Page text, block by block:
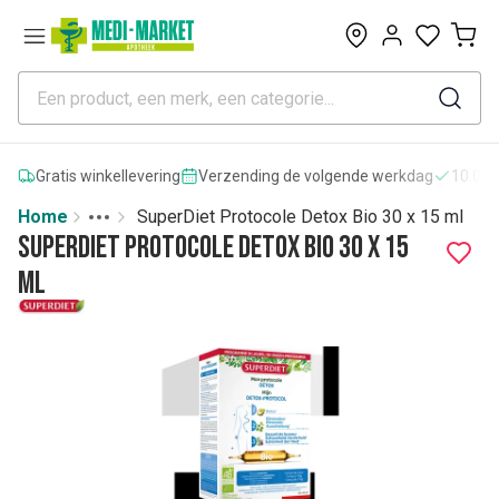
0
Gratis winkellevering Verzending de volgende werkdag
Home
More
Toggle menu
SuperDiet Protocole Detox Bio 30 x 15 ml
SuperDiet Protocole Detox Bio 30 x 15
ml